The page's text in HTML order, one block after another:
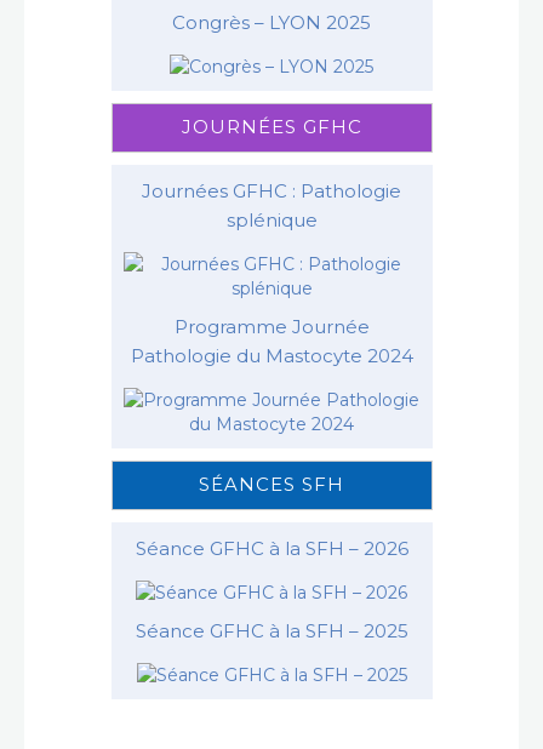
Congrès – LYON 2025
JOURNÉES GFHC
Journées GFHC : Pathologie
splénique
Programme Journée
Pathologie du Mastocyte 2024
SÉANCES SFH
Séance GFHC à la SFH – 2026
Séance GFHC à la SFH – 2025